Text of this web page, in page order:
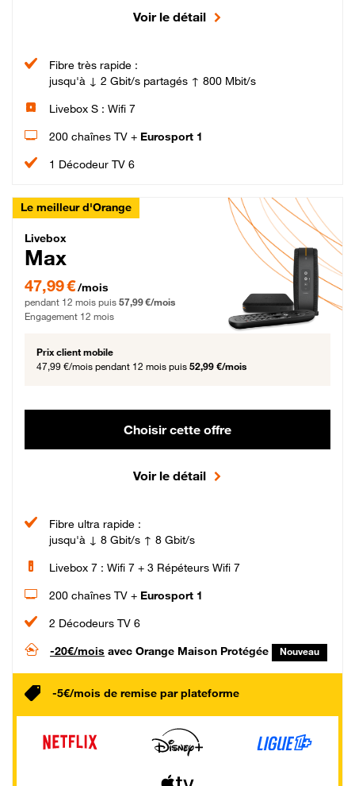
Voir le détail
Fibre très rapide :
jusqu'à ↓ 2 Gbit/s partagés ↑ 800 Mbit/s
Livebox S : Wifi 7
200 chaînes TV + Eurosport 1
1 Décodeur TV 6
Le meilleur d'Orange
Livebox Max Fibre
Livebox
Max
47,99 € par mois pendant 12 mois puis 57,99 € par mois, Engagement 12 mois
47,99 €/mois
pendant 12 mois puis 57,99 €/mois
Engagement 12 mois
Prix client mobile
47,99 €/mois pendant 12 mois puis 52,99 €/mois
Choisir cette offre
Voir le détail
Fibre ultra rapide :
jusqu'à ↓ 8 Gbit/s ↑ 8 Gbit/s
Livebox 7 : Wifi 7 + 3 Répéteurs Wifi 7
200 chaînes TV + Eurosport 1
2 Décodeurs TV 6
-20€/mois avec Orange Maison Protégée Nouveau
-5€/mois de remise par plateforme